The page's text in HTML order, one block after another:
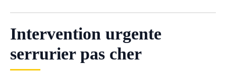
Intervention urgente
serrurier pas cher